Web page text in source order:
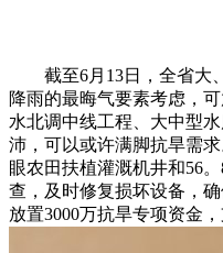
截至6月13日，全省大
降雨的最晦气要素考虑，
水北调中线工程、大中型
沛，可以或许满脚抗旱需
眼农田扶植灌溉机井和56
查，及时修复损坏设备，
放置3000万抗旱专项资金